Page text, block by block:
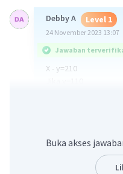
Debby A Level 1
24 November 2023 13:07
Jawaban
X - y=210
Beri Rating·0.0(0)
Buka akses